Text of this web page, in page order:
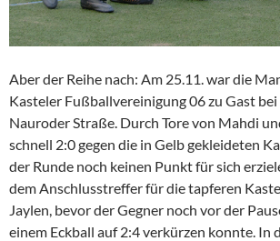
Aber der Reihe nach: Am 25.11. war die
Kasteler Fußballvereinigung 06 zu Gast bei
Nauroder Straße. Durch Tore von Mahdi
schnell 2:0 gegen die in Gelb gekleideten
der Runde noch keinen Punkt für sich
dem Anschlusstreffer für die tapferen
Jaylen, bevor der Gegner noch vor der
einem Eckball auf 2:4 verkürzen konnte. In